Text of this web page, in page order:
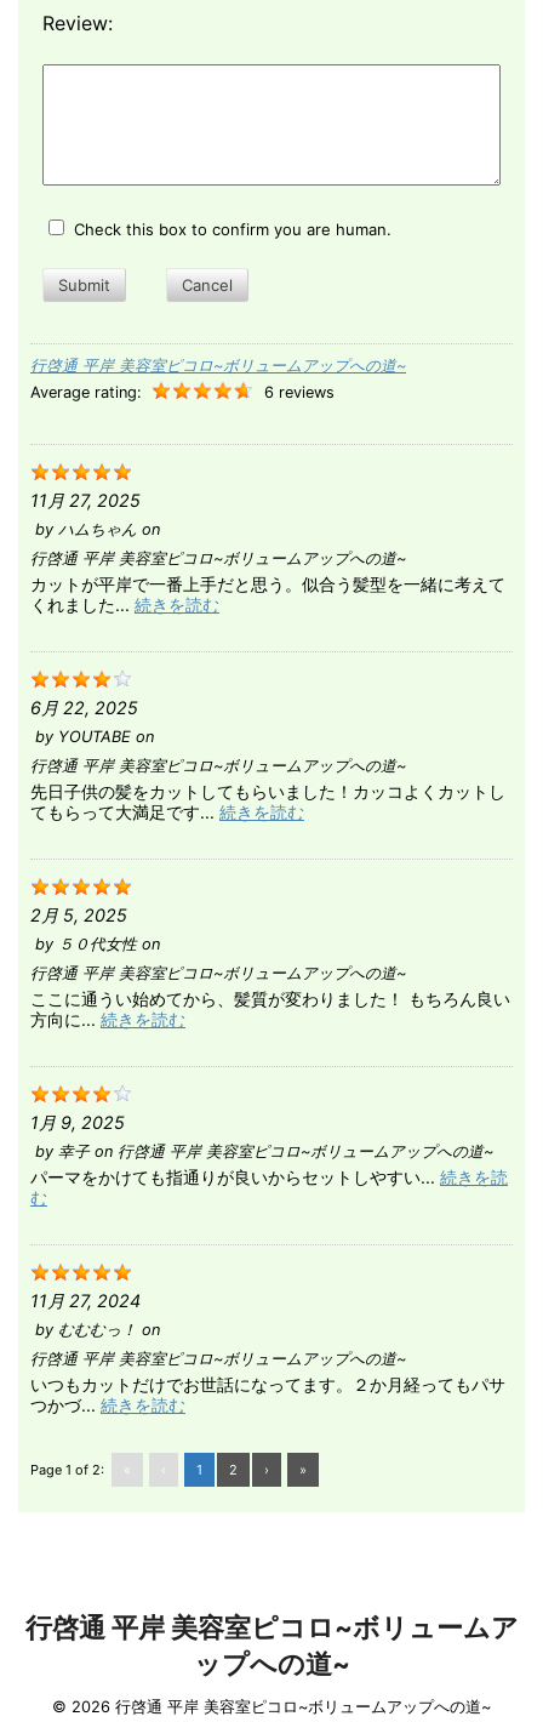
Review:
Check this box to confirm you are human.
Submit Cancel
行啓通 平岸 美容室ピコロ~ボリュームアップへの道~
Average rating:
6 reviews
11月 27, 2025
by ハムちゃん on
行啓通 平岸 美容室ピコロ~ボリュームアップへの道~
カットが平岸で一番上手だと思う。似合う髪型を一緒に考えて
くれました... 続きを読む
6月 22, 2025
by YOUTABE on
行啓通 平岸 美容室ピコロ~ボリュームアップへの道~
先日子供の髪をカットしてもらいました！カッコよくカットし
てもらって大満足です... 続きを読む
2月 5, 2025
by ５０代女性on
行啓通 平岸 美容室ピコロ~ボリュームアップへの道~
ここに通うい始めてから、髪質が変わりました！ もちろん良い
方向に... 続きを読む
1月 9, 2025
by 幸子on 行啓通 平岸 美容室ピコロ~ボリュームアップへの道~
パーマをかけても指通りが良いからセットしやすい... 続きを読
む
11月 27, 2024
by むむむっ！ on
行啓通 平岸 美容室ピコロ~ボリュームアップへの道~
いつもカットだけでお世話になってます。２か月経ってもパサ
つかづ... 続きを読む
Page 1 of 2: « ‹ 1 2 › »
行啓通 平岸 美容室ピコロ~ボリュームア
ップへの道~
© 2026 行啓通 平岸 美容室ピコロ~ボリュームアップへの道~